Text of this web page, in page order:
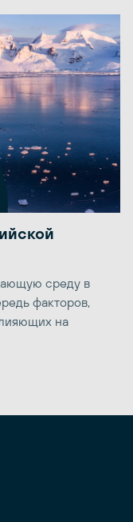
среду в
факторов,
на